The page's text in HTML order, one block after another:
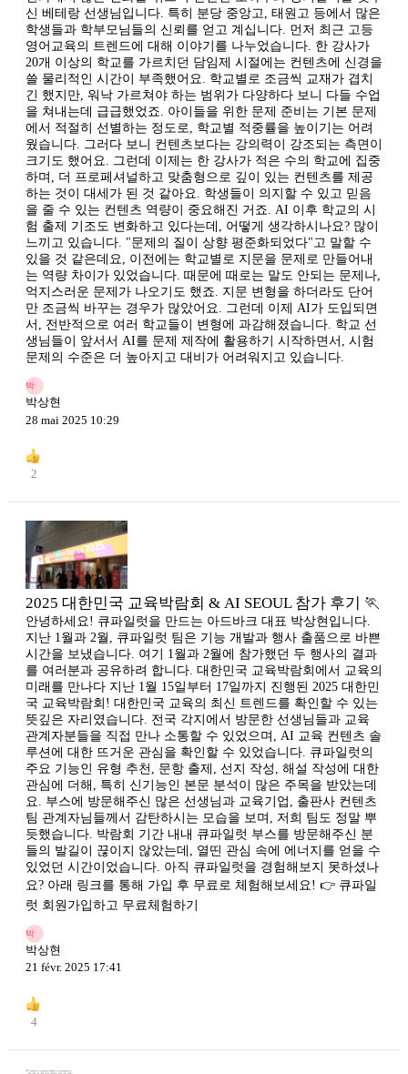
신 베테랑 선생님입니다. 특히 분당 중앙고, 태원고 등에서 많은
학생들과 학부모님들의 신뢰를 얻고 계십니다. 먼저 최근 고등
영어교육의 트렌드에 대해 이야기를 나누었습니다. 한 강사가
20개 이상의 학교를 가르치던 담임제 시절에는 컨텐츠에 신경을
쓸 물리적인 시간이 부족했어요. 학교별로 조금씩 교재가 겹치
긴 했지만, 워낙 가르쳐야 하는 범위가 다양하다 보니 다들 수업
을 쳐내는데 급급했었죠. 아이들을 위한 문제 준비는 기본 문제
에서 적절히 선별하는 정도로, 학교별 적중률을 높이기는 어려
웠습니다. 그러다 보니 컨텐츠보다는 강의력이 강조되는 측면이
크기도 했어요. 그런데 이제는 한 강사가 적은 수의 학교에 집중
하며, 더 프로페셔널하고 맞춤형으로 깊이 있는 컨텐츠를 제공
하는 것이 대세가 된 것 같아요. 학생들이 의지할 수 있고 믿음
을 줄 수 있는 컨텐츠 역량이 중요해진 거죠. AI 이후 학교의 시
험 출제 기조도 변화하고 있다는데, 어떻게 생각하시나요? 많이
느끼고 있습니다. "문제의 질이 상향 평준화되었다"고 말할 수
있을 것 같은데요, 이전에는 학교별로 지문을 문제로 만들어내
는 역량 차이가 있었습니다. 때문에 때로는 말도 안되는 문제나,
억지스러운 문제가 나오기도 했죠. 지문 변형을 하더라도 단어
만 조금씩 바꾸는 경우가 많았어요. 그런데 이제 AI가 도입되면
서, 전반적으로 여러 학교들이 변형에 과감해졌습니다. 학교 선
생님들이 앞서서 AI를 문제 제작에 활용하기 시작하면서, 시험
문제의 수준은 더 높아지고 대비가 어려워지고 있습니다.
박
박상현
28 mai 2025 10:29
2
2025 대한민국 교육박람회 & AI SEOUL 참가 후기 🏃
안녕하세요! 큐파일럿을 만드는 아드바크 대표 박상현입니다.
지난 1월과 2월, 큐파일럿 팀은 기능 개발과 행사 출품으로 바쁜
시간을 보냈습니다. 여기 1월과 2월에 참가했던 두 행사의 결과
를 여러분과 공유하려 합니다. 대한민국 교육박람회에서 교육의
미래를 만나다 지난 1월 15일부터 17일까지 진행된 2025 대한민
국 교육박람회! 대한민국 교육의 최신 트렌드를 확인할 수 있는
뜻깊은 자리였습니다. 전국 각지에서 방문한 선생님들과 교육
관계자분들을 직접 만나 소통할 수 있었으며, AI 교육 컨텐츠 솔
루션에 대한 뜨거운 관심을 확인할 수 있었습니다. 큐파일럿의
주요 기능인 유형 추천, 문항 출제, 선지 작성, 해설 작성에 대한
관심에 더해, 특히 신기능인 본문 분석이 많은 주목을 받았는데
요. 부스에 방문해주신 많은 선생님과 교육기업, 출판사 컨텐츠
팀 관계자님들께서 감탄하시는 모습을 보며, 저희 팀도 정말 뿌
듯했습니다. 박람회 기간 내내 큐파일럿 부스를 방문해주신 분
들의 발길이 끊이지 않았는데, 열띤 관심 속에 에너지를 얻을 수
있었던 시간이었습니다. 아직 큐파일럿을 경험해보지 못하셨나
요? 아래 링크를 통해 가입 후 무료로 체험해보세요! 👉 큐파일
럿 회원가입하고 무료체험하기
박
박상현
21 févr. 2025 17:41
4